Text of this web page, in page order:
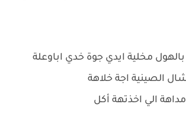
مخلية ايدي جوة خدي اباوعلة
الصينية اجة خلاهة
الي اخذتهة أكل